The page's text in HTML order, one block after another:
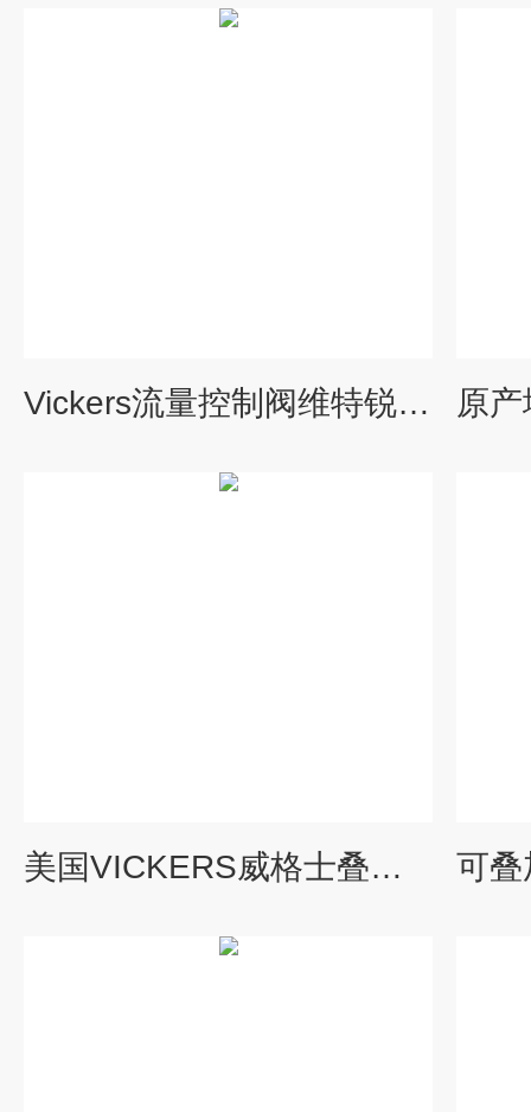
Vickers流量控制阀维特锐技术在线指导
美国VICKERS威格士叠加阀KBDG4V应用规格